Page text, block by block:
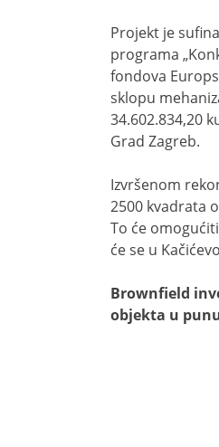
Projekt je
programa
fondova
sklopu
34.602.834,20
Grad Zagreb.
Izvršenom
2500 kvadrata
To će
će se u
Brownfield
objekta u